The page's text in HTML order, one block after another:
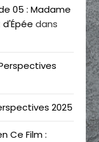
05 : Madame
dans
2025
Ce Film :